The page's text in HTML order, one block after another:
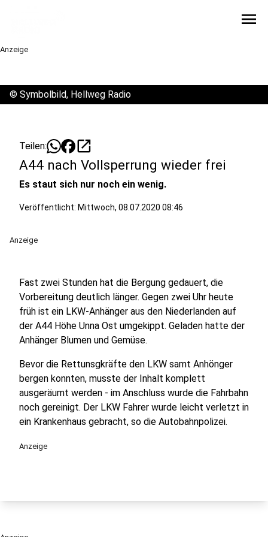
menu
Anzeige
© Symbolbild, Hellweg Radio
Teilen: open_in_new
A44 nach Vollsperrung wieder frei
Es staut sich nur noch ein wenig.
Veröffentlicht: Mittwoch, 08.07.2020 08:46
Anzeige
Fast zwei Stunden hat die Bergung gedauert, die
Vorbereitung deutlich länger. Gegen zwei Uhr heute
früh ist ein LKW-Anhänger aus den Niederlanden auf
der A44 Höhe Unna Ost umgekippt. Geladen hatte der
Anhänger Blumen und Gemüse.
Bevor die Rettunsgkräfte den LKW samt Anhönger
bergen konnten, musste der Inhalt komplett
ausgeräumt werden - im Anschluss wurde die Fahrbahn
noch gereinigt. Der LKW Fahrer wurde leicht verletzt in
ein Krankenhaus gebracht, so die Autobahnpolizei.
Anzeige